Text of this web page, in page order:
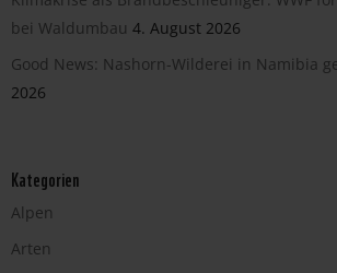
bei Waldumbau 4. August 2026
Good News: Nashorn-Wilderei in Namibia
2026
Kategorien
Alpen
Arten